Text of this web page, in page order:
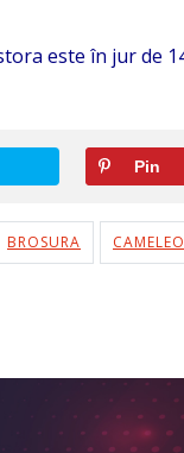
este în jur de
Pin
BROSURA